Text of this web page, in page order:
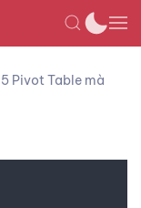
5 Pivot Table mà